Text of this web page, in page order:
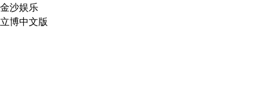
金沙娱乐
立博中文版